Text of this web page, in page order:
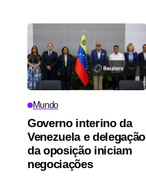
Mundo
Governo interino da
Venezuela e delegação
da oposição iniciam
negociações